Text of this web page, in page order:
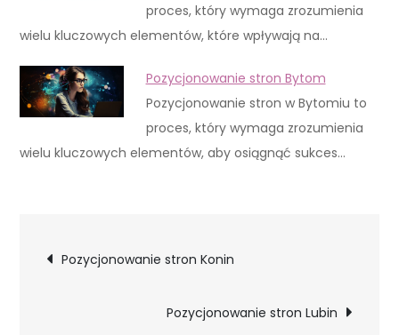
proces, który wymaga zrozumienia
wielu kluczowych elementów, które wpływają na…
Pozycjonowanie stron Bytom
Pozycjonowanie stron w Bytomiu to
proces, który wymaga zrozumienia
wielu kluczowych elementów, aby osiągnąć sukces…
Nawigacja
Pozycjonowanie stron Konin
Pozycjonowanie stron Lubin